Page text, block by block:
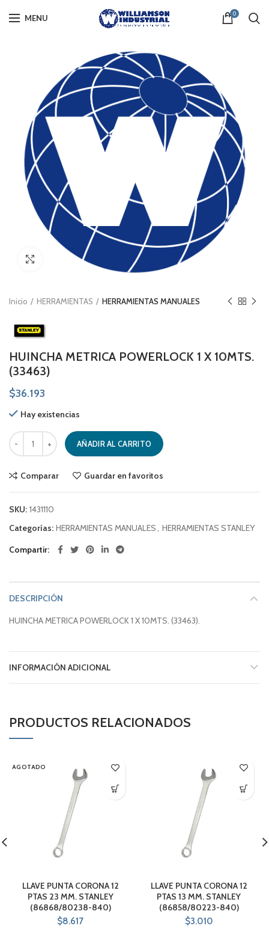
MENU 0
Click to enlarge
Inicio HERRAMIENTAS HERRAMIENTAS MANUALES
HUINCHA METRICA POWERLOCK 1 X 10MTS.
(33463)
$36.193
Hay existencias
HUINCHA METRICA POWERLOCK 1 X 10MTS. (33463) cantidad
AÑADIR AL CARRITO
Comparar Guardar en favoritos
SKU: 1431110
Categorías: HERRAMIENTAS MANUALES, HERRAMIENTAS STANLEY
Compartir
DESCRIPCIÓN
HUINCHA METRICA POWERLOCK 1 X 10MTS. (33463).
INFORMACIÓN ADICIONAL
PRODUCTOS RELACIONADOS
AGOTADO
LLAVE PUNTA CORONA 12
PTAS 23 MM. STANLEY
(86868/80238-840)
$8.617
LLAVE PUNTA CORONA 12
PTAS 13 MM. STANLEY
(86858/80223-840)
$3.010